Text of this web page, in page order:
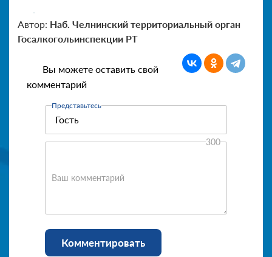
Автор: Наб. Челнинский территориальный орган
Госалкогольинспекции РТ
Вы можете оставить свой
комментарий
Представьтесь
Ваш комментарий
300
Комментировать